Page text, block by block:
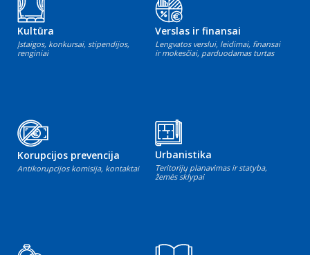
Kultūra
Įstaigos, konkursai, stipendijos,
renginiai
Verslas ir finansai
Lengvatos verslui, leidimai, finansai
ir mokesčiai, parduodamas turtas
Korupcijos prevencija
Antikorupcijos komisija, kontaktai
Urbanistika
Teritorijų planavimas ir statyba,
žemės sklypai